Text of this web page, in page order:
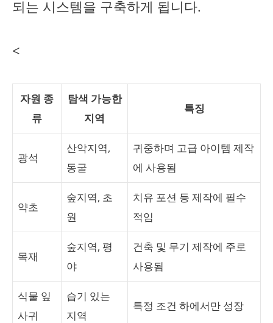
되는 시스템을 구축하게 됩니다.
<
자원 종
류
탐색 가능한
지역
특징
광석
산악지역,
동굴
귀중하며 고급 아이템 제작
에 사용됨
약초
숲지역, 초
원
치유 포션 등 제작에 필수
적임
목재
숲지역, 평
야
건축 및 무기 제작에 주로
사용됨
식물 잎
사귀
습기 있는
지역
특정 조건 하에서만 성장